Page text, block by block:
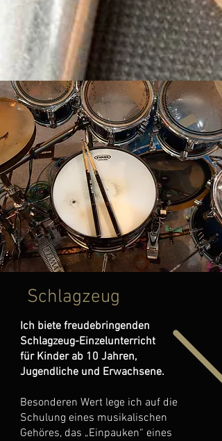
Schlagzeug
Ich biete freudebringenden
Schlagzeug-Einzelunterricht
für Kinder ab 10 Jahren,
Jugendliche und Erwachsene.
Besonderen Wert lege ich auf die
Schulung eines musikalischen
Gehöres, das „Einpauken“ eines